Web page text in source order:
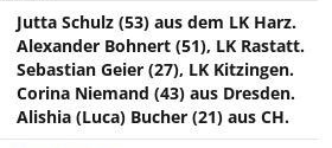
Jutta Schulz (53) aus dem LK Harz.
Alexander Bohnert (51), LK Rastatt.
Sebastian Geier (27), LK Kitzingen.
Corina Niemand (43) aus Dresden.
Alishia (Luca) Bucher (21) aus CH.